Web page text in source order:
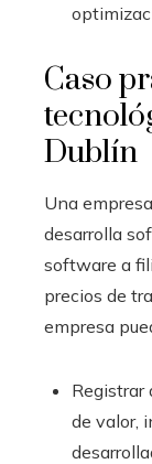
Caso
Dublín
Una
desarrolla
software a
precios de
empresa
Registrar
de valor,